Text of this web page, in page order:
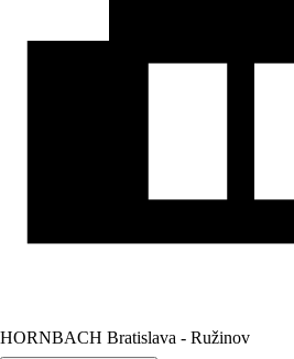
HORNBACH Bratislava - Ružinov